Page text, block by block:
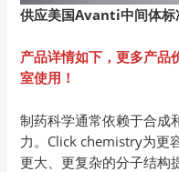
供应美国Avanti中间体标
产品详情如下，更多产品
室使用！
制药科学通常依赖于合成
力。Click chemistry为更
更大、更复杂的分子结构